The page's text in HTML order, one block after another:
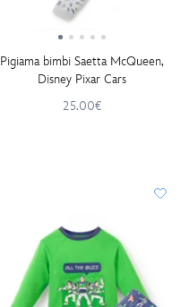
Pigiama bimbi Saetta McQueen,
Disney Pixar Cars
25.00€